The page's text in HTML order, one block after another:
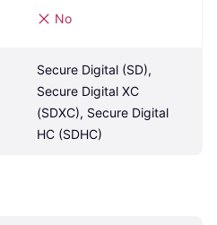
No
Secure Digital (SD),
Secure Digital XC
(SDXC), Secure Digital
HC (SDHC)